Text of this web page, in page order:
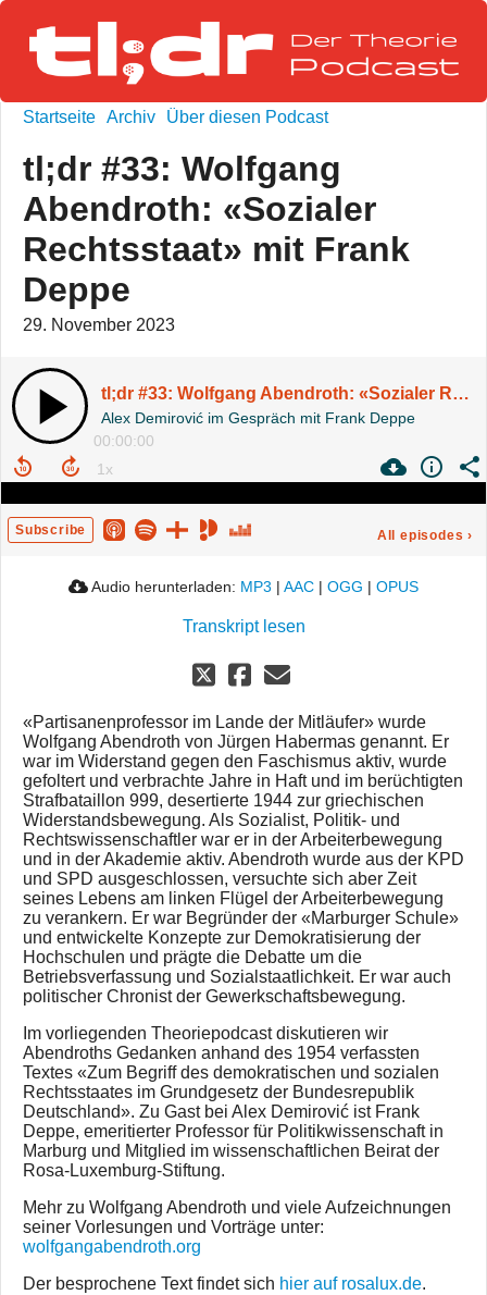
Startseite Archiv Über diesen Podcast
tl;dr #33: Wolfgang
Abendroth: «Sozialer
Rechtsstaat» mit Frank
Deppe
29. November 2023
tl;dr #33: Wolfgang Abendroth: «Sozialer Rechtsstaat» mit Frank Deppe
Alex Demirović im Gespräch mit Frank Deppe
00:00:00
Subscribe All episodes ›
Audio herunterladen: MP3 | AAC | OGG | OPUS
Transkript lesen
«Partisanenprofessor im Lande der Mitläufer» wurde
Wolfgang Abendroth von Jürgen Habermas genannt. Er
war im Widerstand gegen den Faschismus aktiv, wurde
gefoltert und verbrachte Jahre in Haft und im berüchtigten
Strafbataillon 999, desertierte 1944 zur griechischen
Widerstandsbewegung. Als Sozialist, Politik- und
Rechtswissenschaftler war er in der Arbeiterbewegung
und in der Akademie aktiv. Abendroth wurde aus der KPD
und SPD ausgeschlossen, versuchte sich aber Zeit
seines Lebens am linken Flügel der Arbeiterbewegung
zu verankern. Er war Begründer der «Marburger Schule»
und entwickelte Konzepte zur Demokratisierung der
Hochschulen und prägte die Debatte um die
Betriebsverfassung und Sozialstaatlichkeit. Er war auch
politischer Chronist der Gewerkschaftsbewegung.
Im vorliegenden Theoriepodcast diskutieren wir
Abendroths Gedanken anhand des 1954 verfassten
Textes «Zum Begriff des demokratischen und sozialen
Rechtsstaates im Grundgesetz der Bundesrepublik
Deutschland». Zu Gast bei Alex Demirović ist Frank
Deppe, emeritierter Professor für Politikwissenschaft in
Marburg und Mitglied im wissenschaftlichen Beirat der
Rosa-Luxemburg-Stiftung.
Mehr zu Wolfgang Abendroth und viele Aufzeichnungen
seiner Vorlesungen und Vorträge unter:
wolfgangabendroth.org
Der besprochene Text findet sich hier auf rosalux.de.